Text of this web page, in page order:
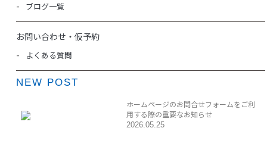
ブログ一覧
お問い合わせ・仮予約
よくある質問
NEW POST
ホームページのお問合せフォームをご利
用する際の重要なお知らせ
2026.05.25